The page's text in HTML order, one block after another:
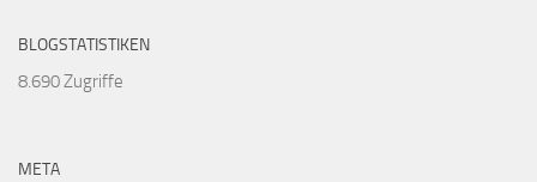
BLOGSTATISTIKEN
8.690 Zugriffe
META